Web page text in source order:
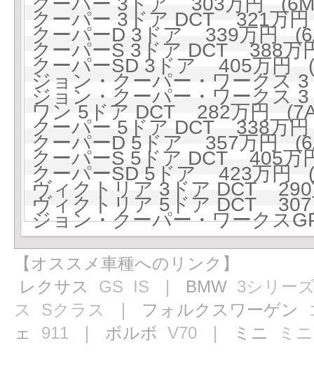
クーパー 3ドア DCT 321万
クーパーD 3ドア 339万円
クーパーS 3ドア DCT 388万
クーパーSD 3ドア 405万円
ジョン・クーパー・ワーク
ジョン・クーパー・ワーク
ワン 5ドア DCT 282万円
クーパー 5ドア DCT 338万
クーパーD 5ドア 357万円
クーパーS 5ドア DCT 405万
クーパーSD 5ドア 423万円
ヴィクトリア 3ドア DCT
ヴィクトリア 5ドア DCT
ジョン・クーパー・ワーク
【オススメ車種へのリンク】
レクサス GS IS ｜ BMW 3シリー
ス
Sクラス ｜ フォルクスワーゲン
ェ 911 ｜ ボルボ V70 ｜ ミニ ミニ